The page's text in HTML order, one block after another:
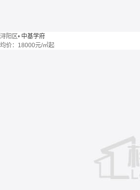
浔阳区• 中基学府
均价： 18000元/㎡起